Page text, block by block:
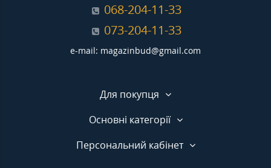
068-204-11-33
073-204-11-33
e-mail: magazinbud@gmail.com
Для покупця
Основні категорії
Персональний кабінет